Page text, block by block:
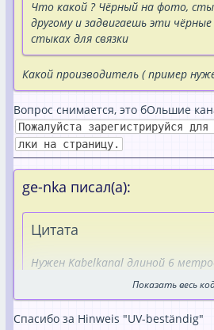
Что какой ? Чёрный на фото,
другому и задвигаешь эти
стыках для связки
Какой производитель ( пример
Вопрос снимается, это бОльшие
Пожалуйста зарегистрируйся
лки на страницу.
ge-nka писал(а):
Цитата
Нужен Kabelkanal длиной 6
быть разделение для проводов
Показать весь
Спасибо за Hinweis "UV-beständig"